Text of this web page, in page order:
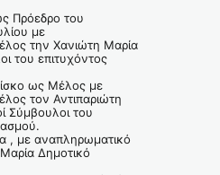
Πρόεδρο του
με
την Χανιώτη Μαρία
του επιτυχόντος
ως Μέλος με
τον Αντιπαριώτη
Σύμβουλοι του
, με αναπληρωματικό
Δημοτικό